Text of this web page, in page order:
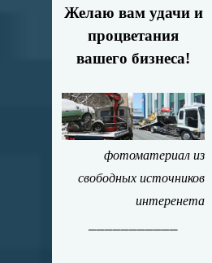
Желаю вам удачи и
процветания
вашего бизнеса!
фотоматериал из
свободных источников
интеренета